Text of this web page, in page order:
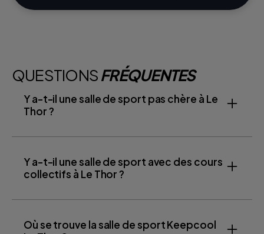
QUESTIONSFRÉQUENTES
Y a-t-il une salle de sport pas chère à Le
Thor ?
Y a-t-il une salle de sport avec des cours
collectifs à Le Thor ?
Où se trouve la salle de sport Keepcool